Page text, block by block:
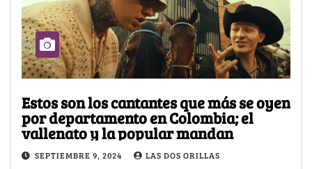
Estos son los cantantes que más se oyen
por departamento en Colombia; el
vallenato y la popular mandan
SEPTIEMBRE 9, 2024 LAS DOS ORILLAS